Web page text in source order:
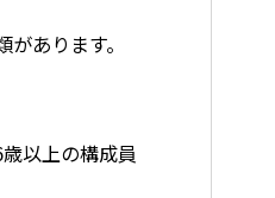
あります。
以上の構成員